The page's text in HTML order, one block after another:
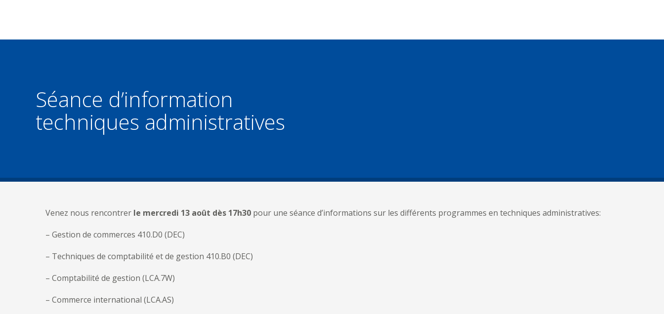
Séance d’information
techniques administratives
Venez nous rencontrer le mercredi 13 août dès 17h30 pour une séance d’informations sur les différents programmes en techniques administratives:
– Gestion de commerces 410.D0 (DEC)
– Techniques de comptabilité et de gestion 410.B0 (DEC)
– Comptabilité de gestion (LCA.7W)
– Commerce international (LCA.AS)